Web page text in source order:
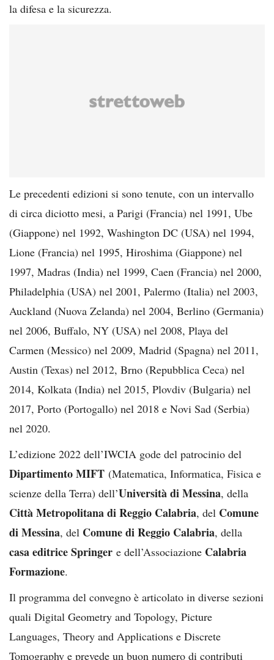
la difesa e la sicurezza.
Le precedenti edizioni si sono tenute, con un intervallo
di circa diciotto mesi, a Parigi (Francia) nel 1991, Ube
(Giappone) nel 1992, Washington DC (USA) nel 1994,
Lione (Francia) nel 1995, Hiroshima (Giappone) nel
1997, Madras (India) nel 1999, Caen (Francia) nel 2000,
Philadelphia (USA) nel 2001, Palermo (Italia) nel 2003,
Auckland (Nuova Zelanda) nel 2004, Berlino (Germania)
nel 2006, Buffalo, NY (USA) nel 2008, Playa del
Carmen (Messico) nel 2009, Madrid (Spagna) nel 2011,
Austin (Texas) nel 2012, Brno (Repubblica Ceca) nel
2014, Kolkata (India) nel 2015, Plovdiv (Bulgaria) nel
2017, Porto (Portogallo) nel 2018 e Novi Sad (Serbia)
nel 2020.
L’edizione 2022 dell’IWCIA gode del patrocinio del
Dipartimento MIFT (Matematica, Informatica, Fisica e
scienze della Terra) dell’Università di Messina, della
Città Metropolitana di Reggio Calabria, del Comune
di Messina, del Comune di Reggio Calabria, della
casa editrice Springer e dell’Associazione Calabria
Formazione.
Il programma del convegno è articolato in diverse sezioni
quali Digital Geometry and Topology, Picture
Languages, Theory and Applications e Discrete
Tomography e prevede un buon numero di contributi